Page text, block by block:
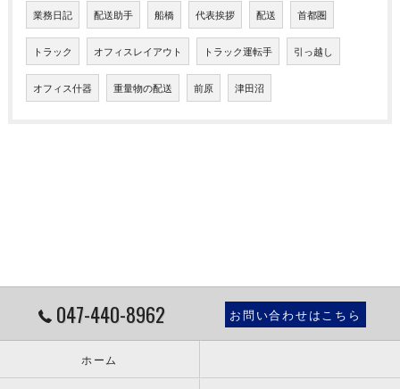
業務日記 配送助手 船橋 代表挨拶 配送 首都圏
トラック オフィスレイアウト トラック運転手 引っ越し
オフィス什器 重量物の配送 前原 津田沼
047-440-8962 お問い合わせはこちら
ホーム